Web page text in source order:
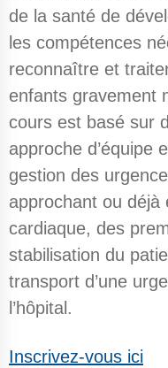
de la santé de
les compétences
reconnaître et
enfants gravement
cours est basé sur
approche d’équipe
gestion des
approchant ou déjà
cardiaque, des
stabilisation du
transport d’une
l’hôpital.
Inscrivez-vous ici